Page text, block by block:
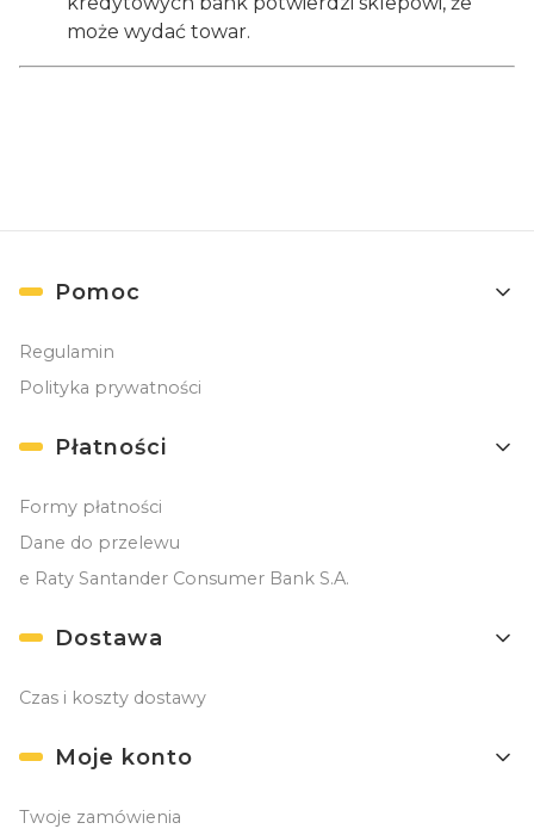
może wydać towar.
Linki w stopce
Pomoc
Regulamin
Polityka prywatności
Płatności
Formy płatności
Dane do przelewu
e Raty Santander Consumer Bank S.A.
Dostawa
Czas i koszty dostawy
Moje konto
Twoje zamówienia